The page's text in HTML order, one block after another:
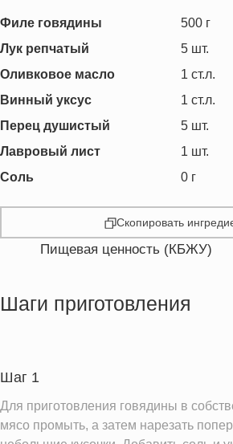
Филе говядины 500 г
Лук репчатый
5 шт.
Оливковое масло
1 ст.л.
Винный уксус
1 ст.л.
Перец душистый
5 шт.
Лавровый лист
1 шт.
Соль
0 г
Скопировать
Пищевая ценность (КБЖУ)
Жиры
Пищевые волокна
Сахар
Вода
223.1 г
Шаги приготовления
Шаг 1
Для приготовления говядины в
мясо промыть, а затем нарезать